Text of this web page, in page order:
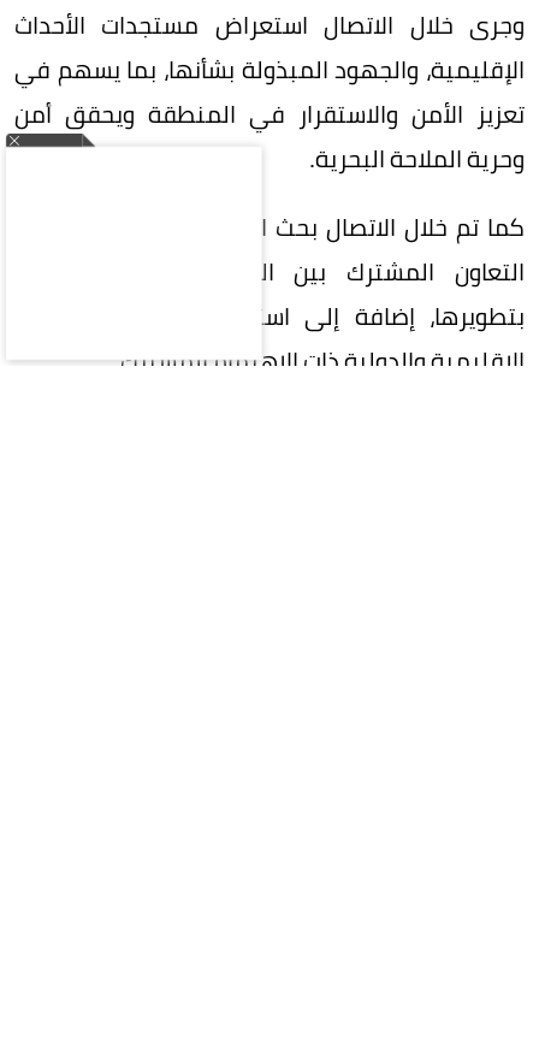
وجرى خلال الاتصال استعراض مستجدات الأحداث
الإقليمية، والجهود المبذولة بشأنها، بما يسهم في
تعزيز الأمن والاستقرار في المنطقة ويحقق أمن
وحرية الملاحة البحرية.
كما تم خلال الاتصال بحث العلاقات الثنائية، ومجالات
التعاون المشترك بين البلدين، والسبل الكفيلة
بتطويرها، إضافة إلى استعراض عدد من القضايا
الإقليمية والدولية ذات الاهتمام المشترك.